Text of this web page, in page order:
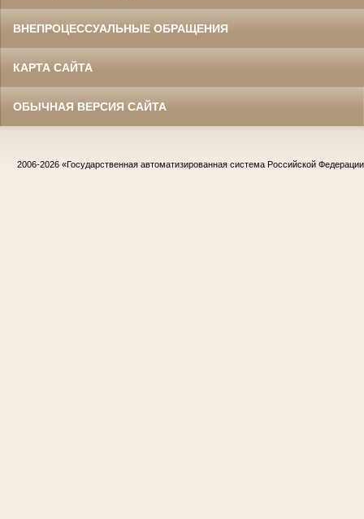
ВНЕПРОЦЕССУАЛЬНЫЕ ОБРАЩЕНИЯ
КАРТА САЙТА
ОБЫЧНАЯ ВЕРСИЯ САЙТА
2006-2026 «Государственная автоматизированная система Российской